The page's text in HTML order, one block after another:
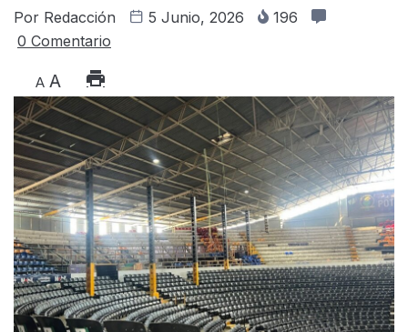
Por Redacción 5 Junio, 2026
196
0 Comentario
A A